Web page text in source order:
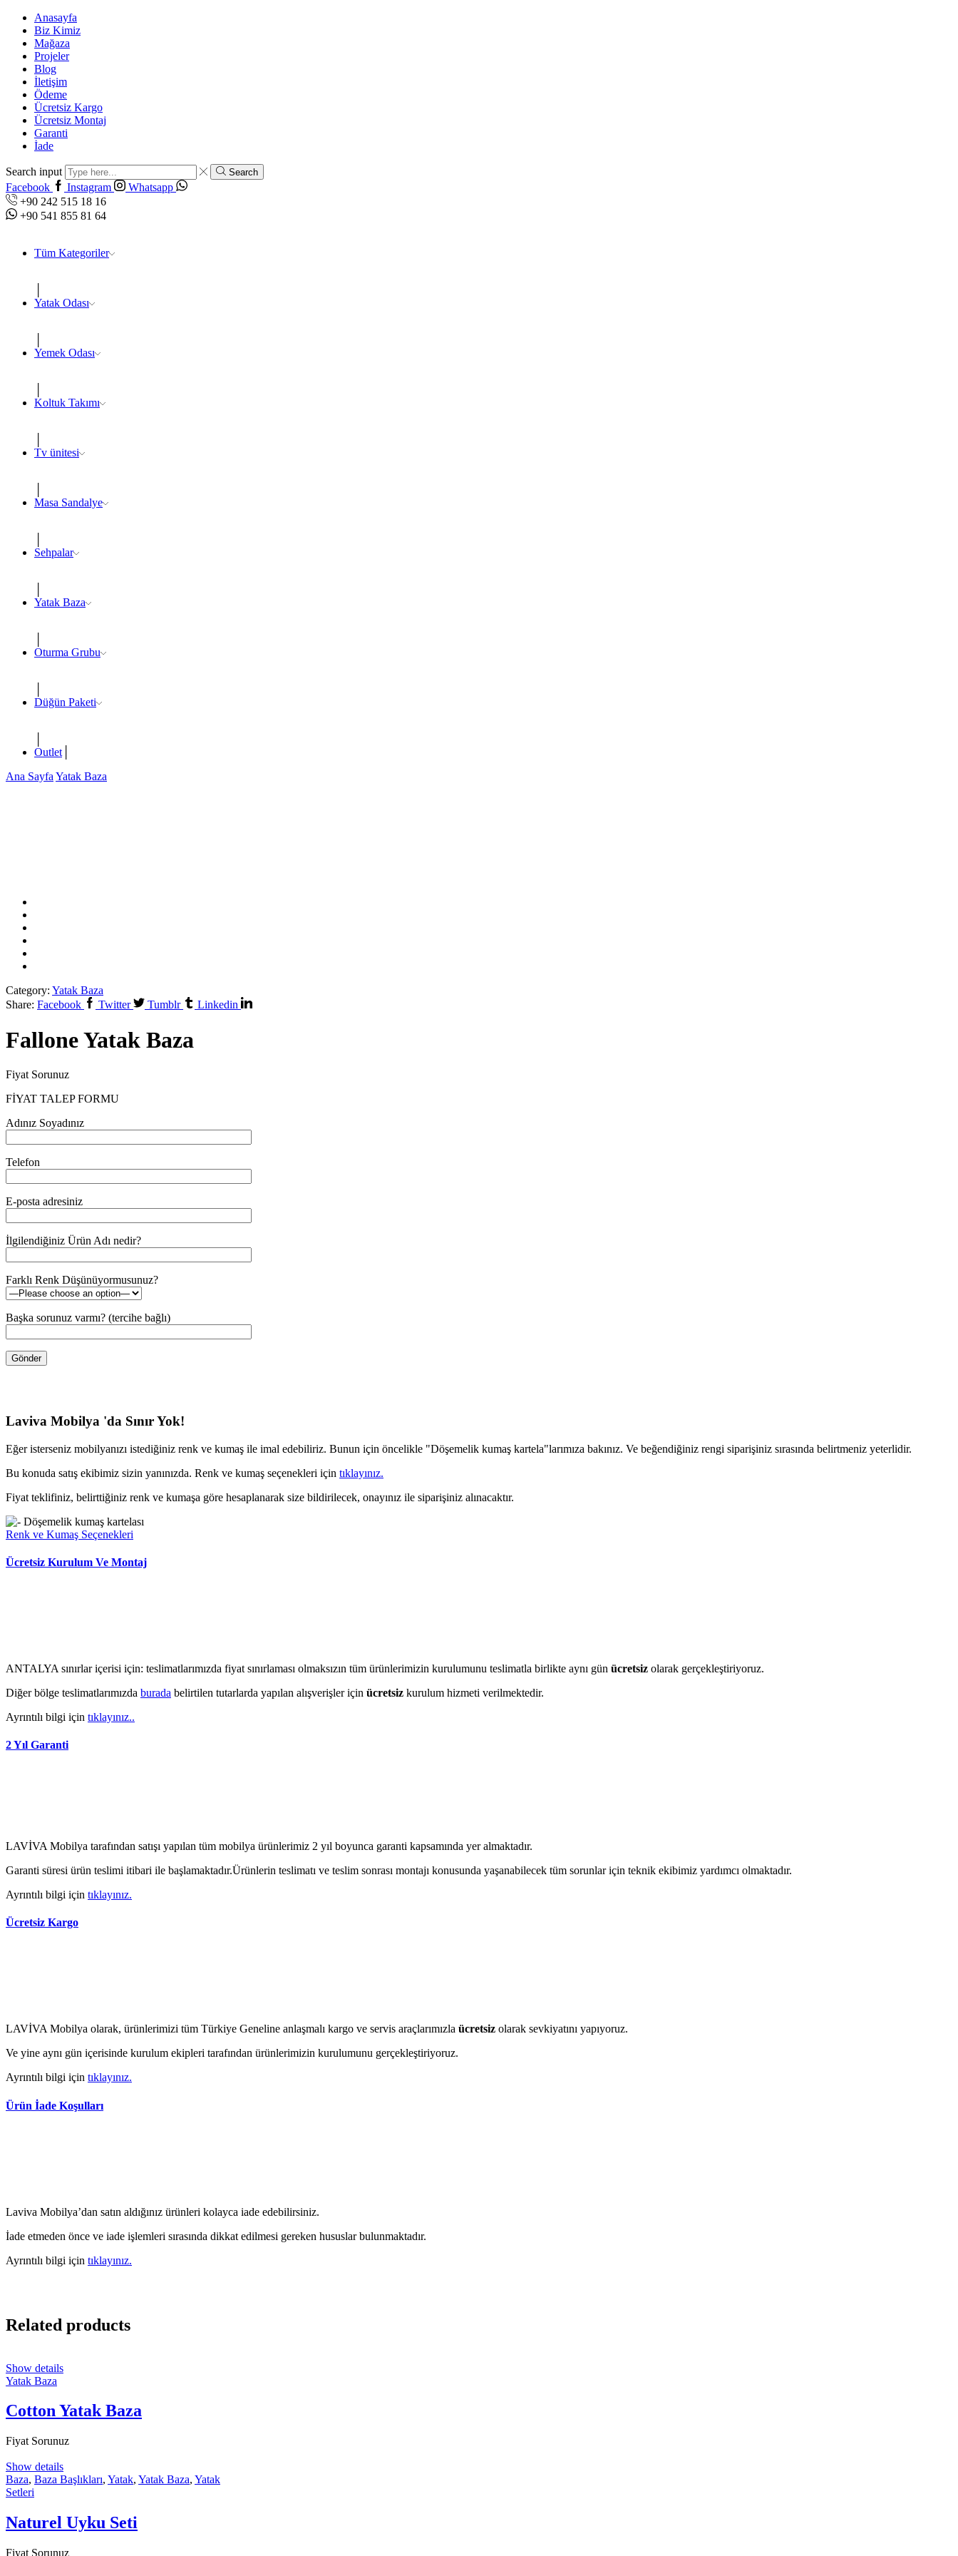
Anasayfa
Biz Kimiz
Mağaza
Projeler
Blog
İletişim
Ödeme
Ücretsiz Kargo
Ücretsiz Montaj
Garanti
İade
Search input Search
Facebook Instagram
Whatsapp
+90 242 515 18 16
+90 541 855 81 64
Tüm Kategoriler
Yatak Odası
Yemek Odası
Koltuk Takımı
Tv ünitesi
Masa Sandalye
Sehpalar
Yatak Baza
Oturma Grubu
Düğün Paketi
Outlet
Ana Sayfa Yatak Baza
Category: Yatak Baza
Share: Facebook Twitter Tumblr Linkedin
Fallone Yatak Baza
Fiyat Sorunuz
FİYAT TALEP FORMU
Adınız Soyadınız
Telefon
E-posta adresiniz
İlgilendiğiniz Ürün Adı nedir?
Farklı Renk Düşünüyormusunuz?
Başka sorunuz varmı? (tercihe bağlı)
Laviva Mobilya 'da Sınır Yok!
Eğer isterseniz mobilyanızı istediğiniz renk ve kumaş ile imal edebiliriz. Bunun için öncelikle "Döşemelik kumaş kartela"larımıza bakınız. Ve beğendiğiniz rengi siparişiniz sırasında belirtmeniz yeterlidir.
Bu konuda satış ekibimiz sizin yanınızda. Renk ve kumaş seçenekleri için tıklayınız.
Fiyat teklifiniz, belirttiğiniz renk ve kumaşa göre hesaplanarak size bildirilecek, onayınız ile siparişiniz alınacaktır.
Renk ve Kumaş Seçenekleri
Ücretsiz Kurulum Ve Montaj
ANTALYA sınırlar içerisi için: teslimatlarımızda fiyat sınırlaması olmaksızın tüm ürünlerimizin kurulumunu teslimatla birlikte aynı gün ücretsiz olarak gerçekleştiriyoruz.
Diğer bölge teslimatlarımızda burada belirtilen tutarlarda yapılan alışverişler için ücretsiz kurulum hizmeti verilmektedir.
Ayrıntılı bilgi için tıklayınız..
2 Yıl Garanti
LAVİVA Mobilya tarafından satışı yapılan tüm mobilya ürünlerimiz 2 yıl boyunca garanti kapsamında yer almaktadır.
Garanti süresi ürün teslimi itibari ile başlamaktadır.Ürünlerin teslimatı ve teslim sonrası montajı konusunda yaşanabilecek tüm sorunlar için teknik ekibimiz yardımcı olmaktadır.
Ayrıntılı bilgi için tıklayınız.
Ücretsiz Kargo
LAVİVA Mobilya olarak, ürünlerimizi tüm Türkiye Geneline anlaşmalı kargo ve servis araçlarımızla ücretsiz olarak sevkiyatını yapıyoruz.
Ve yine aynı gün içerisinde kurulum ekipleri tarafından ürünlerimizin kurulumunu gerçekleştiriyoruz.
Ayrıntılı bilgi için tıklayınız.
Ürün İade Koşulları
Laviva Mobilya’dan satın aldığınız ürünleri kolayca iade edebilirsiniz.
İade etmeden önce ve iade işlemleri sırasında dikkat edilmesi gereken hususlar bulunmaktadır.
Ayrıntılı bilgi için tıklayınız.
Related products
Show details
Yatak Baza
Cotton Yatak Baza
Fiyat Sorunuz
Show details
Baza, Baza Başlıkları, Yatak, Yatak Baza, Yatak
Setleri
Naturel Uyku Seti
Fiyat Sorunuz